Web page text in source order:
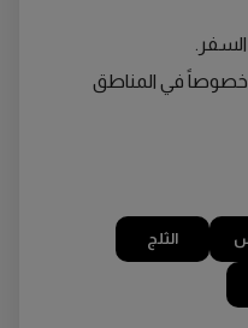
خصوصاً في المناطق
الثلج